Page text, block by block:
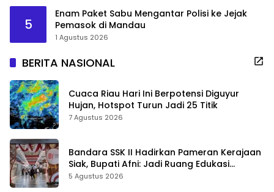
5
Enam Paket Sabu Mengantar Polisi ke Jejak
Pemasok di Mandau
1 Agustus 2026
BERITA NASIONAL
Cuaca Riau Hari Ini Berpotensi Diguyur
Hujan, Hotspot Turun Jadi 25 Titik
7 Agustus 2026
Bandara SSK II Hadirkan Pameran Kerajaan
Siak, Bupati Afni: Jadi Ruang Edukasi
Sejarah Riau
5 Agustus 2026